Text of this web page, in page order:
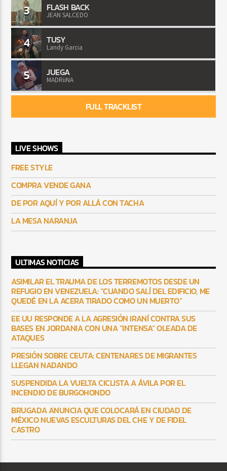
3 FLASH BACK
JEAN SALCEDO
4 TUSY
Landy Garcia
5 JUEGA
MADRiiNA
FULL TRACKLIST
LIVE SHOWS
FREE STYLE
COMPRA VENDE GANA
DE POR AQUÍ Y POR ALLÁ CON TACHA
LA MESA NARANJA
ULTIMAS NOTICIAS
ASIMILAR EL TRAUMA DE LOS TERREMOTOS DESDE UN
REFUGIO EN VENEZUELA: “CUANDO SALÍ DEL EDIFICIO, ME
QUEDÉ EN LA ACERA TIRADO COMO UN MUERTO”
EE UU RESPONDE A LA AGRESIÓN IRANÍ CONTRA SUS
BASES EN JORDANIA CON UNA “INTENSA” OLEADA DE
ATAQUES
PRESIÓN SOBRE CEUTA: CENTENARES DE MIGRANTES
LLEGAN NADANDO
SUSPENDIDA LA VUELTA CICLISTA A ÁVILA POR EL
INCENDIO DE BURGOHONDO
BRUGADA ANUNCIA QUE COLOCARÁ EN CIUDAD DE
MÉXICO NUEVAS ESCULTURAS DEL CHE Y DE FIDEL
CASTRO